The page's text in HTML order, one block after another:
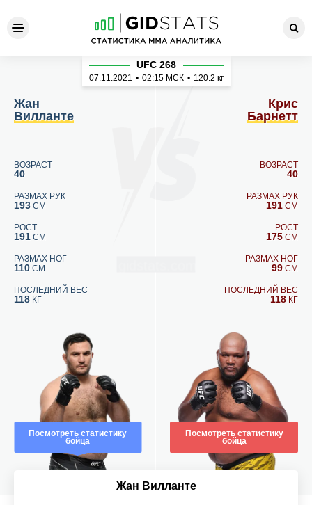
Жан Вилланте - Крис
Жан
Вилланте
ВОЗРАСТ
40
РАЗМАХ РУК
193 СМ
РОСТ
191 СМ
РАЗМАХ НОГ
110 СМ
ПОСЛЕДНИЙ ВЕС
118 КГ
Посмотреть статистику
бойца
UFC 268
07.11.2021 • 02:15 МСК • 120.2 кг
Крис
Барнетт
ВОЗРАСТ
40
РАЗМАХ РУК
191 СМ
РОСТ
175 СМ
РАЗМАХ НОГ
99 СМ
ПОСЛЕДНИЙ ВЕС
118 КГ
Посмотреть статистику
бойца
Жан Вилланте